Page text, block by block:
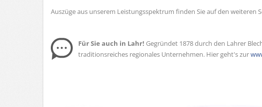
Auszüge aus unserem Leistungsspektrum finden Sie auf den weiteren
Für Sie auch in Lahr! Gegründet 1878 durch den Lahrer
traditionsreiches regionales Unternehmen. Hier geht's zur